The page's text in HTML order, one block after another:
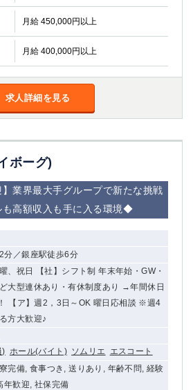
月給 450,000円以上
月給 400,000円以上
求人詳細を見る
ボーグ)
】業界最大手グループで新たな挑戦
高額収入も手に入る環境◆
分／銀座駅徒歩6分
、祝日 【社】シフト制 年末年始・GW・
大型連休あり・有休制度あり →年間休日
【ア】週2，3日～OK 曜日応相談 ※週4
方大歓迎♪
) ホール(バイト) ソムリエ エスコート
完備, 食事つき, 送りあり, 年齢不問, 経験
年歓迎, 社保完備